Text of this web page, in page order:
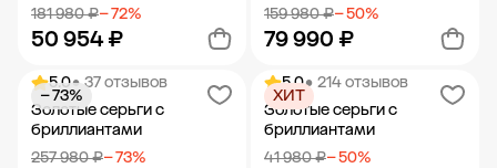
181 980 ₽− 72%
50 954 ₽
Добавить в корзину
159 980 ₽− 50%
79 990 ₽
Добавить в корзину
5.0• 37 отзывов
Золотые серьги с
бриллиантами
257 980 ₽− 73%
− 73%
5.0• 214 отзывов
Золотые серьги с
бриллиантами
41 980 ₽− 50%
ХИТ